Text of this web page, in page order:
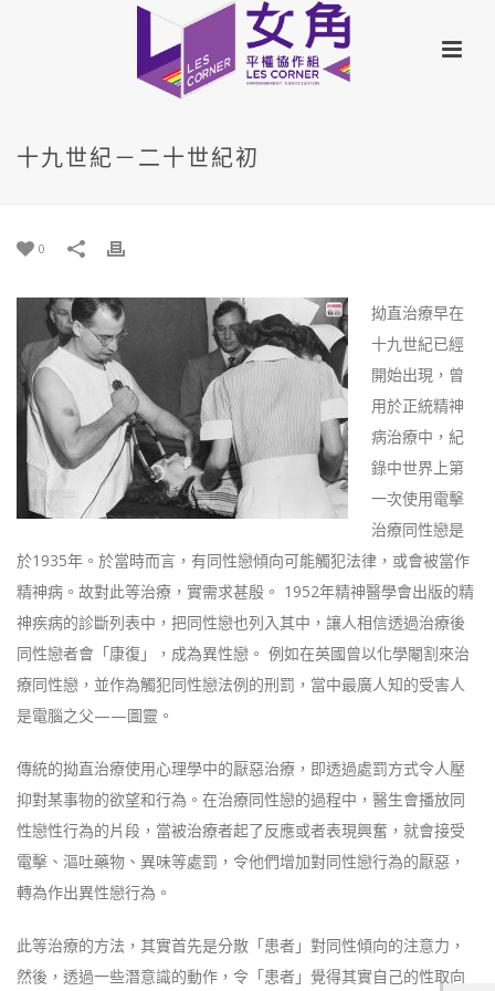
十九世紀－二十世紀初
0
拗直治療早在
十九世紀已經
開始出現，曾
用於正統精神
病治療中，紀
錄中世界上第
一次使用電擊
治療同性戀是
於1935年。於當時而言，有同性戀傾向可能觸犯法律，或會被當作
精神病。故對此等治療，實需求甚殷。 1952年精神醫學會出版的精
神疾病的診斷列表中，把同性戀也列入其中，讓人相信透過治療後
同性戀者會「康復」，成為異性戀。 例如在英國曾以化學閹割來治
療同性戀，並作為觸犯同性戀法例的刑罰，當中最廣人知的受害人
是電腦之父——圖靈。
傳統的拗直治療使用心理學中的厭惡治療，即透過處罰方式令人壓
抑對某事物的欲望和行為。在治療同性戀的過程中，醫生會播放同
性戀性行為的片段，當被治療者起了反應或者表現興奮，就會接受
電擊、漚吐藥物、異味等處罰，令他們增加對同性戀行為的厭惡，
轉為作出異性戀行為。
此等治療的方法，其實首先是分散「患者」對同性傾向的注意力，
然後，透過一些潛意識的動作，令「患者」覺得其實自己的性取向